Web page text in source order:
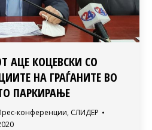
АЦЕ КОЦЕВСКИ СО
НА ГРАЃАНИТЕ ВО
ПАРКИРАЊЕ
конференции, СЛИДЕР